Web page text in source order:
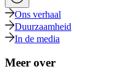
Ons verhaal
Duurzaamheid
In de media
Meer over